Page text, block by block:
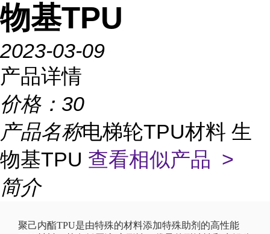
物基TPU
2023-03-09
产品详情
价格： 30
产品名称电梯轮TPU材料 生
物基TPU 查看相似产品 >
简介
聚己内酯TPU是由特殊的材料添加特殊助剂的高性能